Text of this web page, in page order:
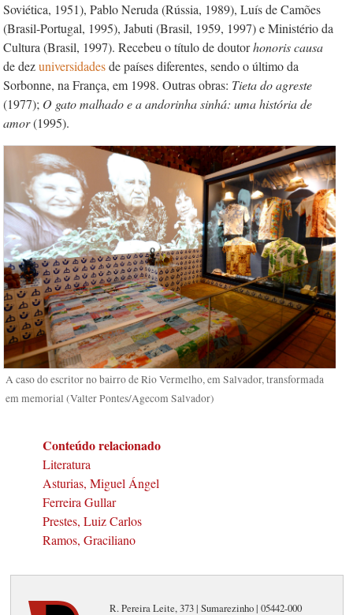
Soviética, 1951), Pablo Neruda (Rússia, 1989), Luís de Camões
(Brasil-Portugal, 1995), Jabuti (Brasil, 1959, 1997) e Ministério da
Cultura (Brasil, 1997). Recebeu o título de doutorhonoris causa
de dezuniversidadesde países diferentes, sendo o último da
Sorbonne, na França, em 1998. Outras obras: Tieta do agreste
(1977); O gato malhado e a andorinha sinhá: uma história de
amor(1995).
A caso do escritor no bairro de Rio Vermelho, em Salvador, transformada
em memorial (Valter Pontes/Agecom Salvador)
Conteúdo relacionado
Literatura
Asturias, Miguel Ángel
Ferreira Gullar
Prestes, Luiz Carlos
Ramos, Graciliano
R. Pereira Leite, 373 | Sumarezinho | 05442-000